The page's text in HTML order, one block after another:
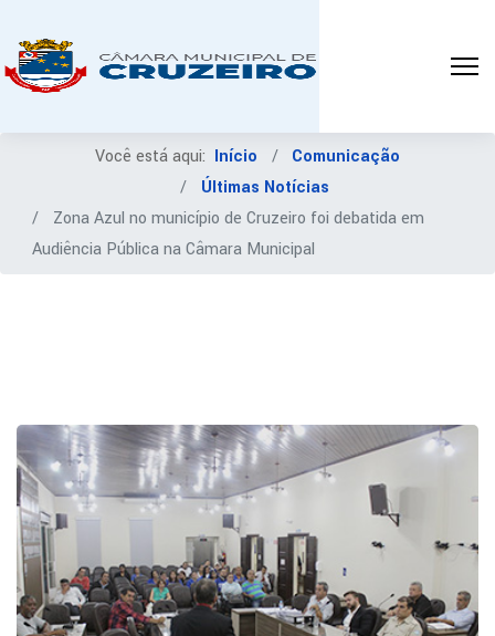
Você está aqui: Início
Comunicação
Últimas Notícias
Zona Azul no município de Cruzeiro foi debatida em
Audiência Pública na Câmara Municipal